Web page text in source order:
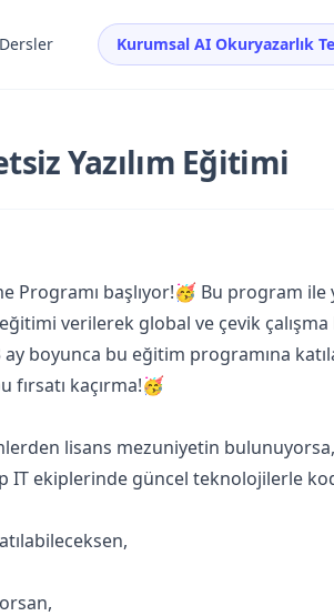
Dersler Kurumsal AI Okuryazarlık
Yazılım Eğitimi
başlıyor!🥳 Bu program ile
verilerek global ve çevik
ay boyunca bu eğitim programına
kaçırma!🥳
lisans mezuniyetin bulunuyorsa,
IT ekiplerinde güncel teknolojilerle